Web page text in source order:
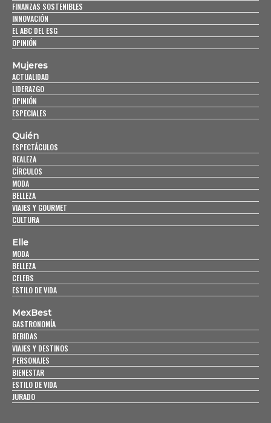
FINANZAS SOSTENIBLES
INNOVACIÓN
EL ABC DEL ESG
OPINIÓN
Mujeres
ACTUALIDAD
LIDERAZGO
OPINIÓN
ESPECIALES
Quién
ESPECTÁCULOS
REALEZA
CÍRCULOS
MODA
BELLEZA
VIAJES Y GOURMET
CULTURA
Elle
MODA
BELLEZA
CELEBS
ESTILO DE VIDA
MexBest
GASTRONOMÍA
BEBIDAS
VIAJES Y DESTINOS
PERSONAJES
BIENESTAR
ESTILO DE VIDA
JURADO